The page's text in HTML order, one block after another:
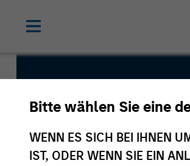
Bitte wählen Sie eine
WENN ES SICH BEI IHNEN
IST, ODER WENN SIE EIN
MENA